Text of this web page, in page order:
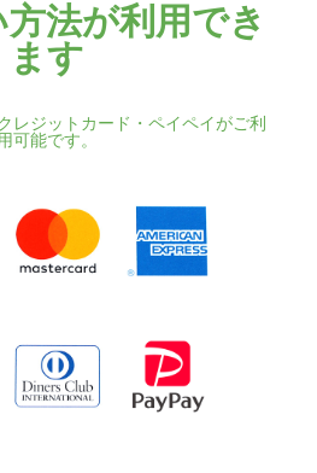
法が利用でき
ます
レジットカード・ペイペイがご利
用可能です。